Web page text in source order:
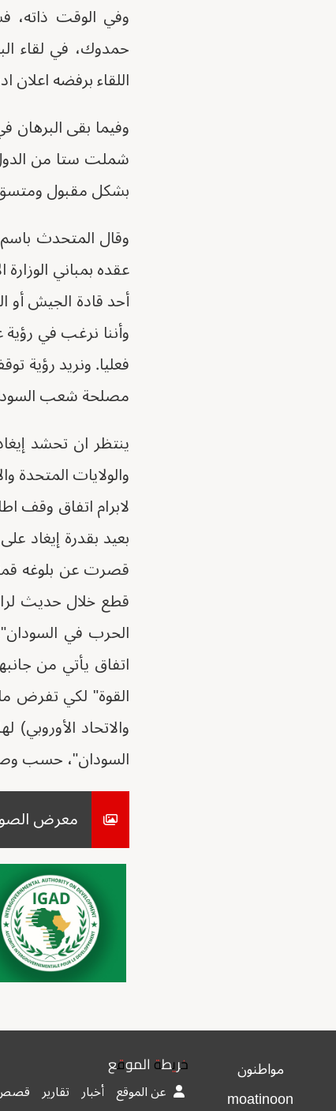
وفي الوقت ذاته،
حمدوك، في لقاء
اللقاء برفضه
وفيما بقى البرهان
شملت ستا من الدول
بشكل مقبول ومتسق
وقال المتحدث
عقده بمباني
أحد قادة الجيش أو
وأننا نرغب في رؤية
فعليا. ونريد رؤية
مصلحة شعب
ينتظر ان تحشد
والولايات المتحدة
لابرام اتفاق وقف
بعيد بقدرة إيغاد
قصرت عن بلوغه
قطع خلال حديث
الحرب في
اتفاق يأتي من
القوة" لكي تفرض
والاتحاد
السودان"، حسب
معرض
مواطنون
moatinoon
خريطة الموقع
عن الموقع أخبار تقارير